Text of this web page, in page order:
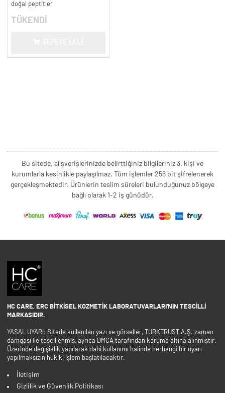
doğal peptitler
TÜKENDİ
Bu sitede, alışverişlerinizde belirttiğiniz bilgileriniz 3. kişi ve
kurumlarla kesinlikle paylaşılmaz. Tüm işlemler 256 bit şifrelenerek
gerçekleşmektedir. Ürünlerin teslim süreleri bulunduğunuz bölgeye
bağlı olarak 1-2 iş günüdür.
HC CARE, ERC BITKISEL KOZMETIK LABORATUVARLARI'NIN TESCILLI
MARKASIDIR.
YASAL UYARI: Sitede kullanılan yazı ve görseller, TURKTRUST A.Ş. zaman
damgası ile tescillenmiş, ayrıca DMCA tarafından koruma altına alınmıştır.
Üzerinde değişiklik yapılarak dahi kullanımı halinde herhangi bir uyarı
yapılmaksızın hukiki işlem başlatılacaktır.
İletişim
Gizlilik ve Güvenlik Politikası